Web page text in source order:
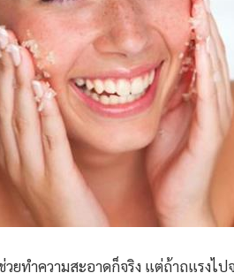
ทำความสะอาดก็จริง แต่ถ้าถูแรงไป